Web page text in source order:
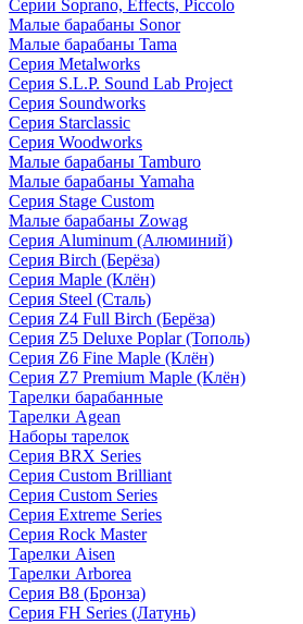
Серии Soprano, Effects, Piccolo
Малые барабаны Sonor
Малые барабаны Tama
Серия Metalworks
Серия S.L.P. Sound Lab Project
Серия Soundworks
Серия Starclassic
Серия Woodworks
Малые барабаны Tamburo
Малые барабаны Yamaha
Серия Stage Custom
Малые барабаны Zowag
Серия Aluminum (Алюминий)
Серия Birch (Берёза)
Серия Maple (Клён)
Серия Steel (Сталь)
Серия Z4 Full Birch (Берёза)
Серия Z5 Deluxe Poplar (Тополь)
Серия Z6 Fine Maple (Клён)
Серия Z7 Premium Maple (Клён)
Тарелки барабанные
Тарелки Agean
Наборы тарелок
Серия BRX Series
Серия Custom Brilliant
Серия Custom Series
Серия Extreme Series
Серия Rock Master
Тарелки Aisen
Тарелки Arborea
Серия B8 (Бронза)
Серия FH Series (Латунь)